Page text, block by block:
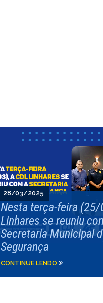
28/03/2025
Nesta terça-feira (25/
Linhares se reuniu
Secretaria Municipal
Segurança
CONTINUE LENDO